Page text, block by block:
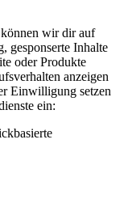
wir dir auf
gesponserte Inhalte
oder Produkte
anzeigen
Einwilligung setzen
ein: